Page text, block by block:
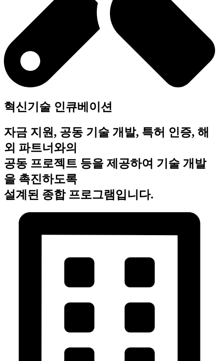
혁신기술 인큐베이션
자금 지원, 공동 기술 개발, 특허 인증, 해
외 파트너와의
공동 프로젝트 등을 제공하여 기술 개발
을 촉진하도록
설계된 종합 프로그램입니다.